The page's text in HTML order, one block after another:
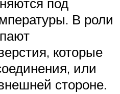
под
В роли
которые
или
стороне.